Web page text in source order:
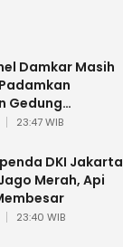
Damkar Masih
Gedung
23:47 WIB
DKI Jakarta
Merah, Api
23:40 WIB